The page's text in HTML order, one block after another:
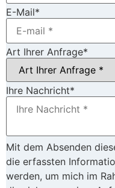
E-Mail*
Art Ihrer Anfrage*
Ihre Nachricht*
Mit dem Absenden
die erfassten
werden, um mich im